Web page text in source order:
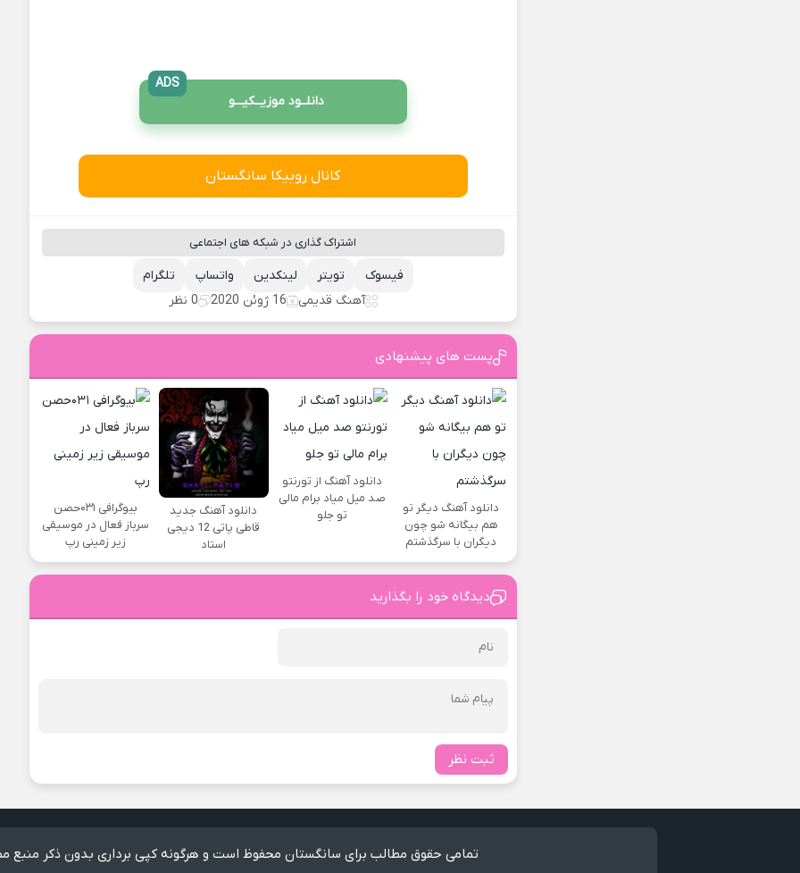
دانلــود موزیــکیـــو
ADS
کانال روبیکا سانگستان
اشتراک گذاری در شبکه های اجتماعی
تلگرام واتساپ لینکدین تویتر
فیسوک
آهنگ قدیمی
16 ژوئن 2020 0 نظر
پست های پیشنهادی
دانلود آهنگ دیگر تو
هم بیگانه شو چون
دیگران با سرگذشتم
دانلود آهنگ از تورنتو
صد میل میاد برام مالی
تو جلو
دانلود آهنگ جدید
قاطی پاتی 12 دیجی
استاد
بیوگرافی ۰۳۱حصن
سرباز فعال در موسیقی
زیر زمینی رپ
دیدگاه خود را بگذارید
ثبت نظر
تمامی حقوق مطالب برای سانگستان محفوظ است و هرگونه کپی برداری بدون ذکر منبع